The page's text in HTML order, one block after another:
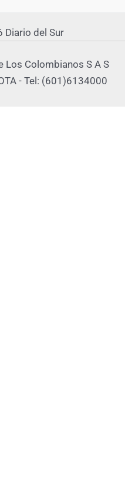
del Sur
Los Colombianos S A S
- Tel: (601)6134000